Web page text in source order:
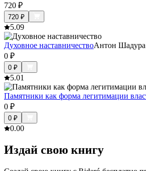
720 ₽
720 ₽
5.09
Духовное наставничествоАнтон Шадура
0 ₽
0 ₽
5.01
Памятники как форма легитимации
0 ₽
0 ₽
0.00
Издай свою книгу